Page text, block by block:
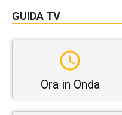
GUIDA TV
Ora in Onda